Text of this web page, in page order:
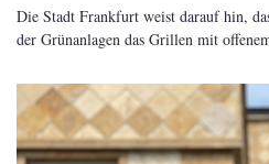
Die Stadt Frankfurt weist darauf hin,
der Grünanlagen das Grillen mit